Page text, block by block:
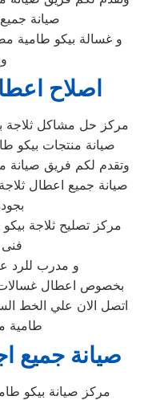
صيانة
و غسالة بيكو طامية
اصلاح
مركز حل مشاكل ثلاجة
صيانة منتجات بيكو
وتقدم لكم فريق
صيانة جميع اعطال
مركز تصليح ثلاجة
و مدرب للرد
بخصوص اعطال غسالات
اتصل الان علي الخط
طامية
صيانة جميع
مركز صيانة بيكو